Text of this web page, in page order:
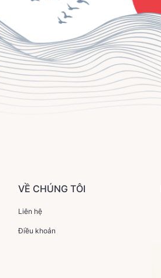
VỀ CHÚNG TÔI
Liên hệ
Điều khoản